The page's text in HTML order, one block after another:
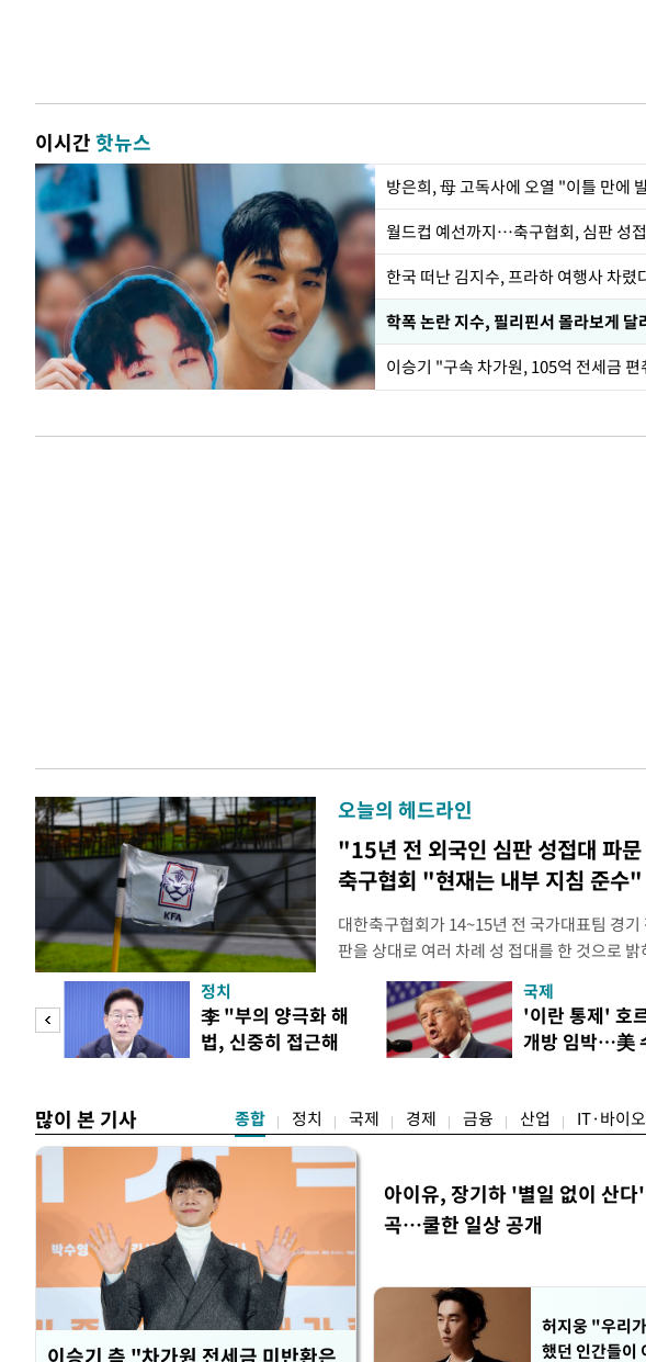
이시간핫뉴스
방은희, 母 고독사에 오열 "이틀 만에
월드컵 예선까지…축구협회, 심판 성
한국 떠난 김지수, 프라하 여행사 차
학폭 논란 지수, 필리핀서 몰라보게 달
이승기 "구속 차가원, 105억 전세금
오늘의 헤드라인
"15년 전 외국인 심판 성접대 파문
축구협회 "현재는 내부 지침 준수"
대한축구협회가 14~15년 전 국가대표팀 경기
판을 상대로 여러 차례 성 접대를 한 것으로
구계에 따르면 국회의 한 의원실은 축구협회
년 국제심판 10여 명에게 성 접대한 사실을
축구협회는 외국인 심판과 감독관 등 10여 명
수십만원에서 많게는 100만원이 넘는 돈을 성
정치
李 "부의 양극화 해
법, 신중히 접근해
국제
'이란 통제' 호
개방 임박…美
많이 본 기사 종합 정치 국제 경제 금융 산업 IT·바이오
이승기 측 "차가원 전세금 미반환은
아이유, 장기하 '별일 없이 산다
곡…쿨한 일상 공개
허지웅 "우리
했던 인간들이